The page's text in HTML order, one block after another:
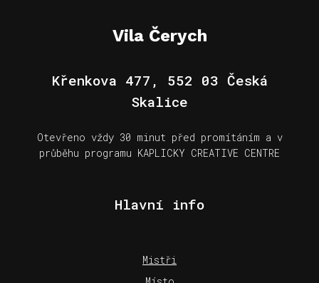
Vila Čerych
Křenkova 477, 552 03 Česká
Skalice
Otevřeno vždy 30 minut před promítáním a v
průběhu programu KAPLICKY CREATIVE CENTRE
Hlavní info
Mistři